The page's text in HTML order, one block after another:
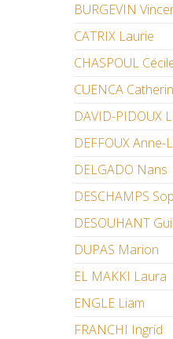
BURGEVIN
CATRIX Laurie
CHASPOUL
CUENCA
DAVID-PIDOUX
DEFFOUX Anne-
DELGADO Nans
DESCHAMPS
DESOUHANT
DUPAS Marion
EL MAKKI Laura
ENGLE Liam
FRANCHI Ingrid